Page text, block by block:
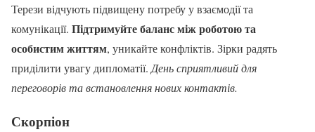
Терези відчують підвищену потребу у взаємодії та
комунікації. Підтримуйте баланс між роботою та
особистим життям, уникайте конфліктів. Зірки радять
приділити увагу дипломатії. День сприятливий для
переговорів та встановлення нових контактів.
Скорпіон